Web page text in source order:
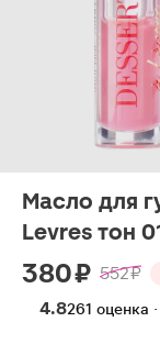
Масло для
Levres тон
380 ₽ 552 ₽
4.8261 оценка